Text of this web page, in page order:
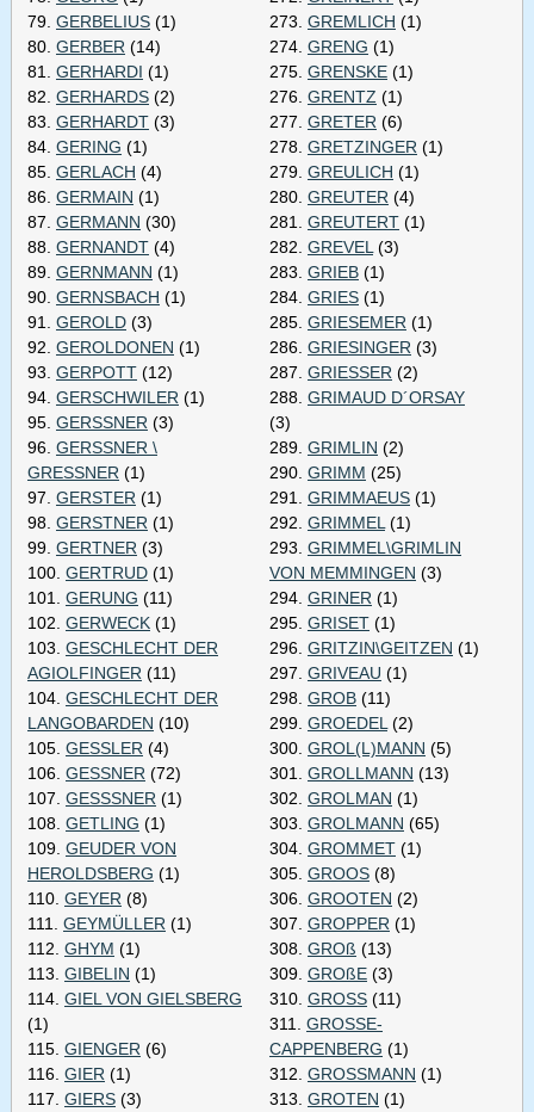
79. GERBELIUS (1)
80. GERBER (14)
81. GERHARDI (1)
82. GERHARDS (2)
83. GERHARDT (3)
84. GERING (1)
85. GERLACH (4)
86. GERMAIN (1)
87. GERMANN (30)
88. GERNANDT (4)
89. GERNMANN (1)
90. GERNSBACH (1)
91. GEROLD (3)
92. GEROLDONEN (1)
93. GERPOTT (12)
94. GERSCHWILER (1)
95. GERSSNER (3)
96. GERSSNER \
GRESSNER (1)
97. GERSTER (1)
98. GERSTNER (1)
99. GERTNER (3)
100. GERTRUD (1)
101. GERUNG (11)
102. GERWECK (1)
103. GESCHLECHT DER
AGIOLFINGER (11)
104. GESCHLECHT DER
LANGOBARDEN (10)
105. GESSLER (4)
106. GESSNER (72)
107. GESSSNER (1)
108. GETLING (1)
109. GEUDER VON
HEROLDSBERG (1)
110. GEYER (8)
111. GEYMÜLLER (1)
112. GHYM (1)
113. GIBELIN (1)
114. GIEL VON GIELSBERG
(1)
115. GIENGER (6)
116. GIER (1)
117. GIERS (3)
273. GREMLICH (1)
274. GRENG (1)
275. GRENSKE (1)
276. GRENTZ (1)
277. GRETER (6)
278. GRETZINGER (1)
279. GREULICH (1)
280. GREUTER (4)
281. GREUTERT (1)
282. GREVEL (3)
283. GRIEB (1)
284. GRIES (1)
285. GRIESEMER (1)
286. GRIESINGER (3)
287. GRIESSER (2)
288. GRIMAUD D´ORSAY
(3)
289. GRIMLIN (2)
290. GRIMM (25)
291. GRIMMAEUS (1)
292. GRIMMEL (1)
293. GRIMMEL\GRIMLIN
VON MEMMINGEN (3)
294. GRINER (1)
295. GRISET (1)
296. GRITZIN\GEITZEN (1)
297. GRIVEAU (1)
298. GROB (11)
299. GROEDEL (2)
300. GROL(L)MANN (5)
301. GROLLMANN (13)
302. GROLMAN (1)
303. GROLMANN (65)
304. GROMMET (1)
305. GROOS (8)
306. GROOTEN (2)
307. GROPPER (1)
308. GROß (13)
309. GROßE (3)
310. GROSS (11)
311. GROSSE-
CAPPENBERG (1)
312. GROSSMANN (1)
313. GROTEN (1)